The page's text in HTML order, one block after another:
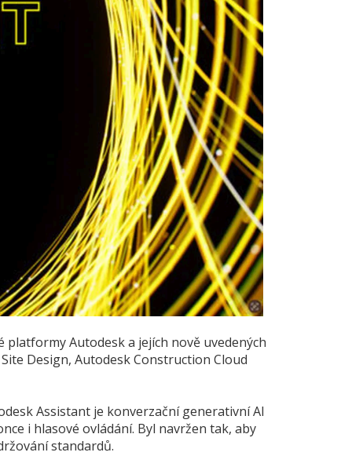
platformy Autodesk a jejích nově uvedených
Design, Autodesk Construction Cloud
Assistant je konverzační generativní AI
i hlasové ovládání. Byl navržen tak, aby
standardů.